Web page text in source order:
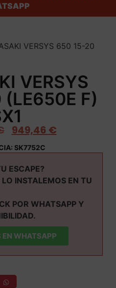
VERSYS 650 15-20
VERSYS
F)
949,46 €
SK7752C
ESCAPE?
INSTALEMOS EN TU
POR WHATSAPP Y
EN WHATSAPP